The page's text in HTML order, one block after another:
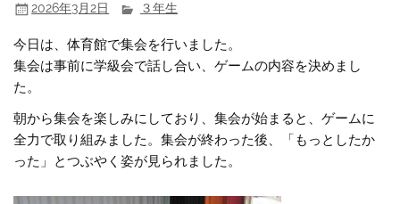
2026年3月2日 ３年生
今日は、体育館で集会を行いました。
集会は事前に学級会で話し合い、ゲームの内容を決めまし
た。
朝から集会を楽しみにしており、集会が始まると、ゲームに
全力で取り組みました。集会が終わった後、「もっとしたか
った」とつぶやく姿が見られました。